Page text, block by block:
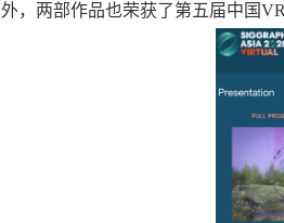
外，两部作品也荣获了第五届中国